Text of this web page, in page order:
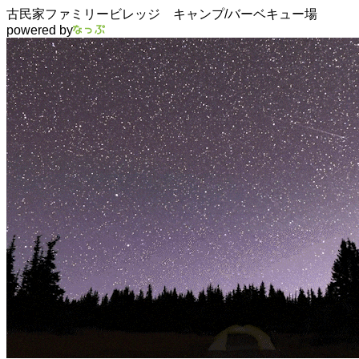
古民家ファミリービレッジ キャンプ/バーベキュー場
powered by